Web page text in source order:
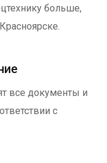
больше,
все документы и
с